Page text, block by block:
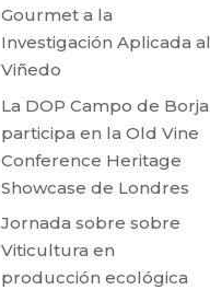
Gourmet a la
Investigación Aplicada al
Viñedo
La DOP Campo de Borja
participa en la Old Vine
Conference Heritage
Showcase de Londres
Jornada sobre sobre
Viticultura en
producción ecológica